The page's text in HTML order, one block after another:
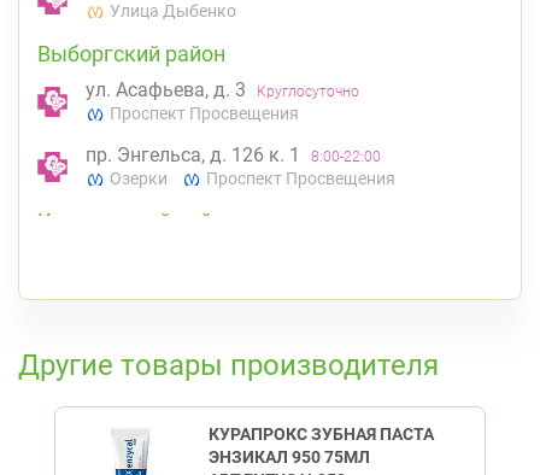
Улица Дыбенко
Выборгский район
ул. Асафьева, д. 3 Круглосуточно
Проспект Просвещения
пр. Энгельса, д. 126 к. 1 8:00-22:00
Озерки Проспект Просвещения
Калининский район
Гражданский пр.
пр. Ветеранов, д. 109, к. 1 Круглосуточно
Проспект Ветеранов
Ленинский пр., д.104 Круглосуточно
Другие товары производителя
КУРАПРОКС ЗУБНАЯ ПАСТА
ЭНЗИКАЛ 950 75МЛ